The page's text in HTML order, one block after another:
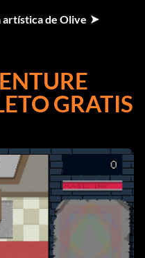
artística de Olive
GRATIS